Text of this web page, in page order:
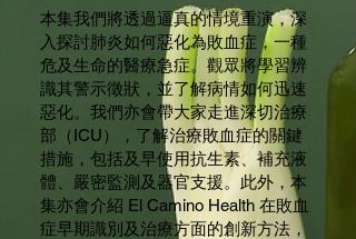
本集我們將透過逼真的情境重演，深
入探討肺炎如何惡化為敗血症，一種
危及生命的醫療急症。觀眾將學習辨
識其警示徵狀，並了解病情如何迅速
惡化。我們亦會帶大家走進深切治療
部（ICU），了解治療敗血症的關鍵
措施，包括及早使用抗生素、補充液
體、嚴密監測及器官支援。此外，本
集亦會介紹 El Camino Health 在敗血
症早期識別及治療方面的創新方法，